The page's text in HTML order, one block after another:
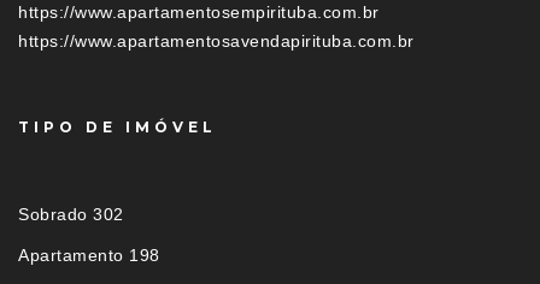
https://www.apartamentosempirituba.com.br
https://www.apartamentosavendapirituba.com.br
TIPO DE IMÓVEL
Sobrado 302
Apartamento 198